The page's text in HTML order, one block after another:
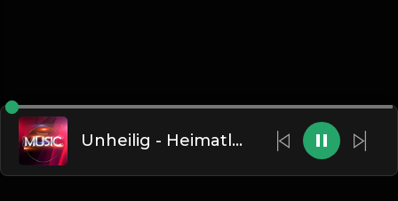
Unheilig - Heimatlos